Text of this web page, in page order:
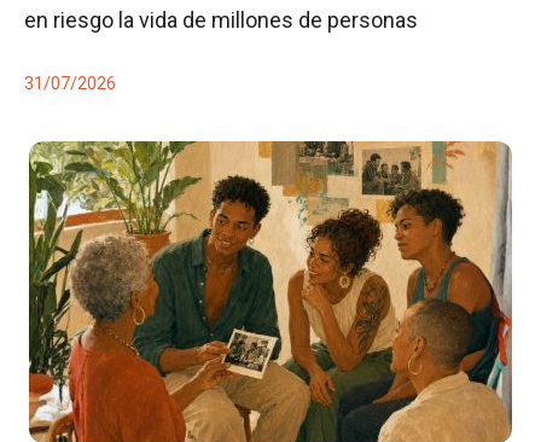
en riesgo la vida de millones de personas
31/07/2026